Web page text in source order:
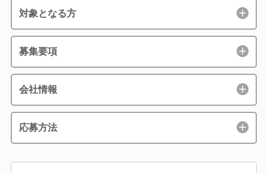
対象となる方
募集要項
会社情報
応募方法